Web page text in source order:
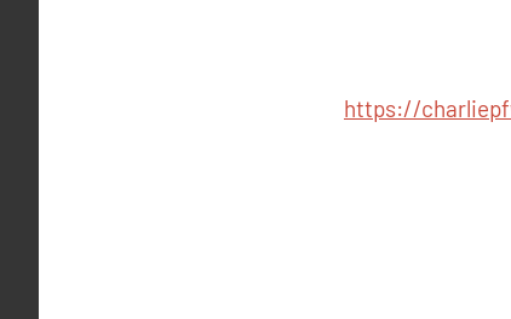
https://